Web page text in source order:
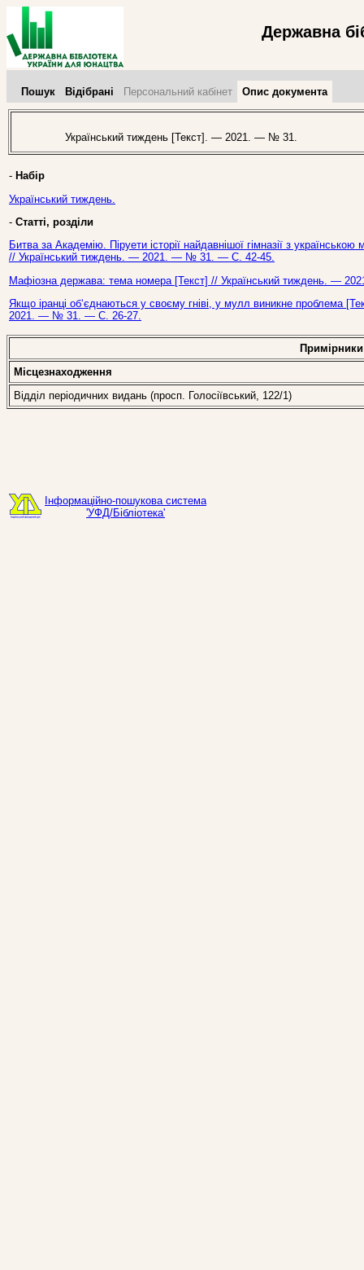
Державна
Пошук Відібрані Персональний кабінет Опис документа
Український тиждень [Текст]. — 2021. — № 31.
- Набір
Український тиждень.
- Статті, розділи
Битва за Академію. Піруети історії найдавнішої гімназії з
// Український тиждень. — 2021. — № 31. — С. 42-45.
Мафіозна держава: тема номера [Текст] // Український тиждень. —
Якщо іранці об‘єднаються у своєму гніві, у мулл виникне проблема
2021. — № 31. — С. 26-27.
Примірники
Місцезнаходження
Відділ періодичних видань (просп. Голосіївський, 122/1)
Інформаційно-пошукова система
'УФД/Бібліотека'